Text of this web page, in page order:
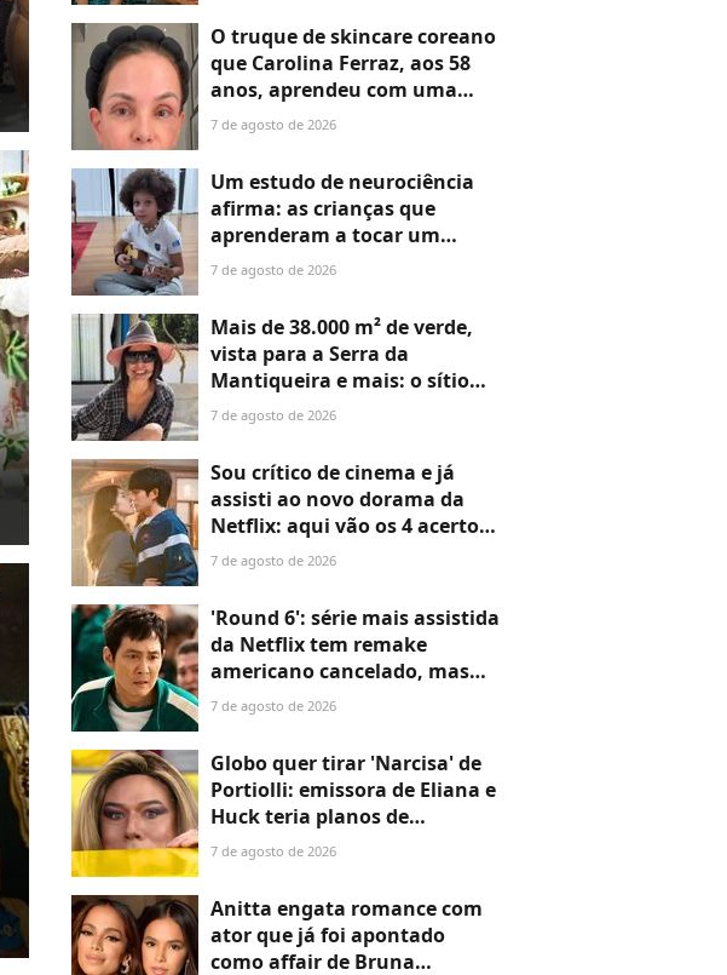
apenas uma tarde
O truque de skincare coreano
que Carolina Ferraz, aos 58
anos, aprendeu com uma
expert coreana para
enquanto dorme
7 de agosto de 2026
Um estudo de neurociência
afirma: as crianças que
aprenderam a tocar um
instrumento na infância
habilidade essencial para a
vida
7 de agosto de 2026
Mais de 38.000 m² de verde,
vista para a Serra da
Mantiqueira e mais: o sítio
aconchegante de Cleo Pires
o refúgio perfeito que fez a
atriz sair da correria da
cidade
7 de agosto de 2026
Sou crítico de cinema e já
assisti ao novo dorama da
Netflix: aqui vão os 4 acertos
e 1 erro de 'Um Grude de
Young
7 de agosto de 2026
'Round 6': série mais assistida
da Netflix tem remake
americano cancelado, mas
pode ganhar versões inéditas
7 de agosto de 2026
Globo quer tirar 'Narcisa' de
Portiolli: emissora de Eliana e
Huck teria planos de
enfraquecer 'Domingo Legal'
maior, além de programa
próprio
7 de agosto de 2026
Anitta engata romance com
ator que já foi apontado
como affair de Bruna